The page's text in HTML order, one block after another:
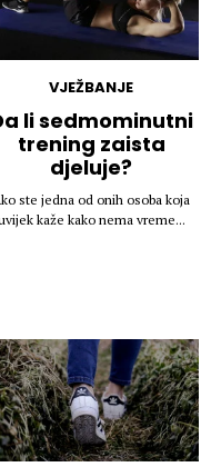
VJEŽBANJE
li sedmominutni
trening zaista
djeluje?
ste jedna od onih osoba koja
kaže kako nema vreme...